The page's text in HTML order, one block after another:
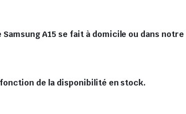
A15 se fait à domicile ou dans
de la disponibilité en stock.